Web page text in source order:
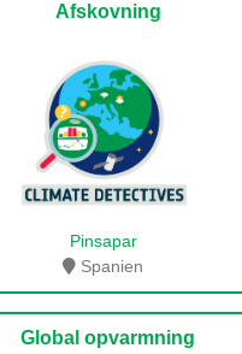
Afskovning
Pinsapar
Spanien
Global opvarmning